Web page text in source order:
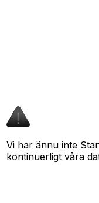
Vi har ännu inte
kontinuerligt våra